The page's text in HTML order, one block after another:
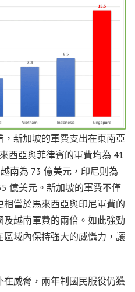
新加坡的軍費支出在東南亞
西亞與菲律賓的軍費均為 41
南為 73 億美元，印尼則為
億美元。新加坡的軍費不僅
當於馬來西亞與印尼軍費的
越南軍費的兩倍。如此強勁
域內保持強大的威懾力，讓
威脅，兩年制國民服役仍獲